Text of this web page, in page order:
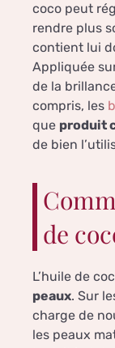
coco peut
rendre plus
contient lui
Appliquée
de la
compris, les
que produit
de bien
de
L’huile de
peaux. Sur
charge de
les peaux